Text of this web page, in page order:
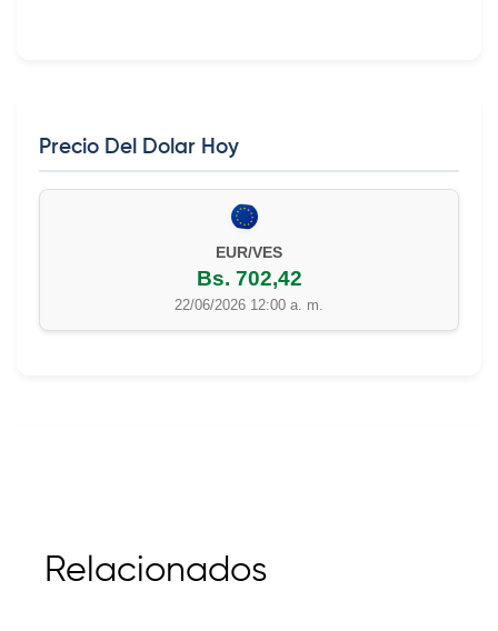
Precio Del Dolar Hoy
EUR/VES
Bs. 702,42
22/06/2026 12:00 a. m.
Relacionados